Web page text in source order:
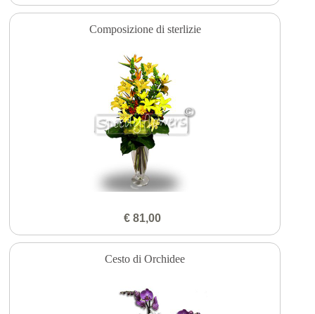
Composizione di sterlizie
€ 81,00
Cesto di Orchidee